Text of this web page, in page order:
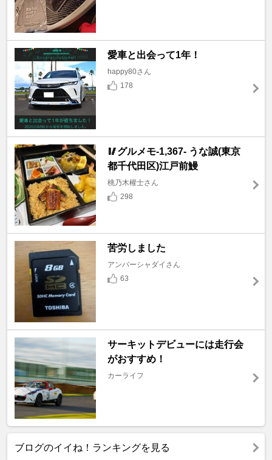
愛車と出会って1年！
happy80さん
178
🥢グルメモ-1,367- うな誠(東京
都千代田区)江戸前鰻
桃乃木權士さん
298
苦労しました
アンバーシャダイさん
63
サーキットデビューには走行会
がおすすめ！
カーライフ
ブログのイイね！ランキングを見る